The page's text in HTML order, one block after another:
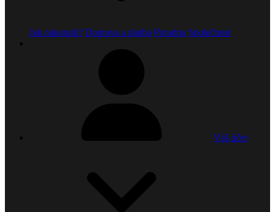
Jak nakoupit? Doprava a platba Poradna Společnost
Váš účet